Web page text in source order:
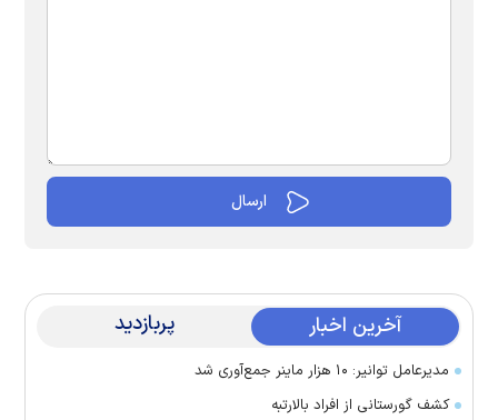
آخرین اخبار پربازدید
مدیرعامل توانیر: ۱۰ هزار ماینر جمع‌آوری شد
کشف گورستانی از افراد بالارتبه